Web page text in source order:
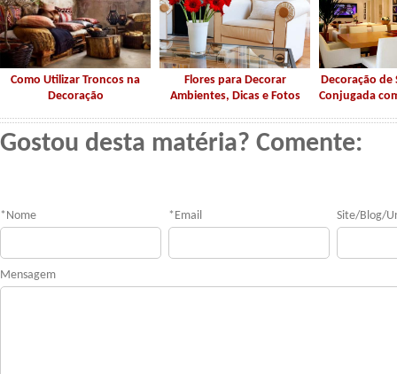
Como Utilizar Troncos na
Decoração
Flores para Decorar
Ambientes, Dicas e Fotos
Decoração de
Conjugada
Gostou desta matéria? Comente:
* Nome * Email Site/Blog/
Mensagem